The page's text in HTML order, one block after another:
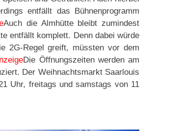
entfällt das Bühnenprogramm
Auch die Almhütte bleibt zumindest
entfällt komplett. Denn dabei würde
2G-Regel greift, müssten vor dem
Die Öffnungszeiten werden am
Der Weihnachtsmarkt Saarlouis
Uhr, freitags und samstags von 11